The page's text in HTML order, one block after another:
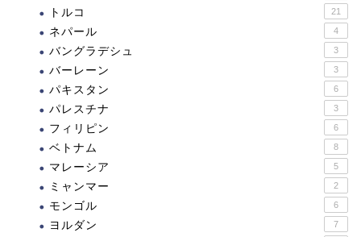
トルコ 21
ネパール 4
バングラデシュ 3
バーレーン 3
パキスタン 6
パレスチナ 3
フィリピン 6
ベトナム 8
マレーシア 5
ミャンマー 2
モンゴル 6
ヨルダン 7